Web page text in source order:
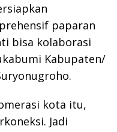
paparan
bisa kolaborasi
Kabupaten/
kota itu,
Jadi